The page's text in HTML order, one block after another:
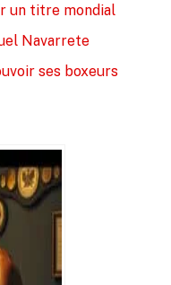
un titre mondial
Navarrete
ses boxeurs